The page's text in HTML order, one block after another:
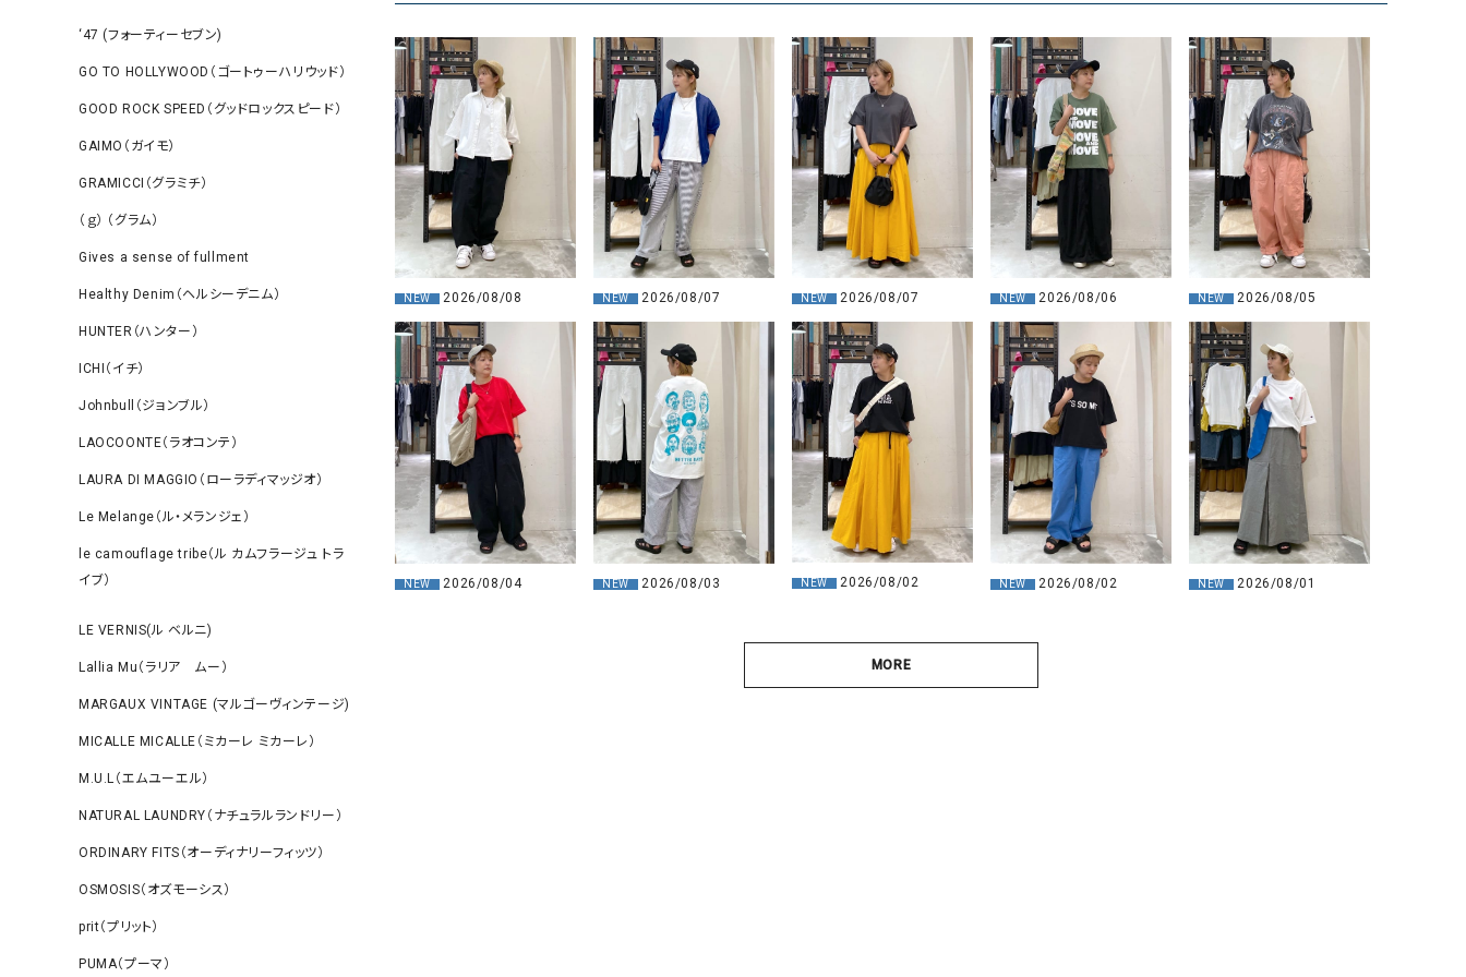
‘47 (フォーティーセブン)
GO TO HOLLYWOOD（ゴートゥーハリウッド）
GOOD ROCK SPEED（グッドロックスピード）
GAIMO（ガイモ）
GRAMICCI（グラミチ）
（ｇ） （グラム）
Gives a sense of fullment
Healthy Denim（ヘルシーデニム）
HUNTER（ハンター）
ICHI（イチ）
Johnbull（ジョンブル）
LAOCOONTE（ラオコンテ）
LAURA DI MAGGIO（ローラディマッジオ）
Le Melange（ル・メランジェ）
le camouflage tribe（ル カムフラージュ トラ
イブ）
LE VERNIS(ル ベルニ)
Lallia Mu（ラリア ムー）
MARGAUX VINTAGE (マルゴーヴィンテージ)
MICALLE MICALLE（ミカーレ ミカーレ）
M.U.L（エムユーエル）
NATURAL LAUNDRY（ナチュラルランドリー）
ORDINARY FITS（オーディナリーフィッツ）
OSMOSIS（オズモーシス）
prit（プリット）
PUMA（プーマ）
NEW 2026/08/08 NEW 2026/08/07 NEW 2026/08/07 NEW 2026/08/06 NEW 2026/08/05
NEW 2026/08/04 NEW 2026/08/03 NEW 2026/08/02 NEW 2026/08/02 NEW 2026/08/01
MORE